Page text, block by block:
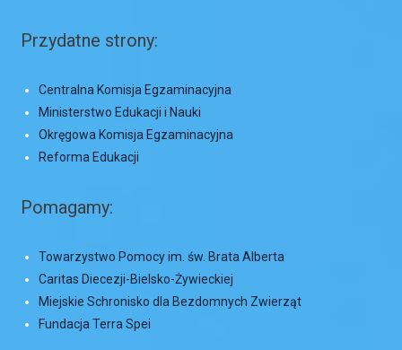
Przydatne strony:
Centralna Komisja Egzaminacyjna
Ministerstwo Edukacji i Nauki
Okręgowa Komisja Egzaminacyjna
Reforma Edukacji
Pomagamy:
Towarzystwo Pomocy im. św. Brata Alberta
Caritas Diecezji-Bielsko-Żywieckiej
Miejskie Schronisko dla Bezdomnych Zwierząt
Fundacja Terra Spei